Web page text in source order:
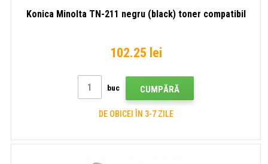
Konica Minolta TN-211 negru (black) toner compatibil
102.25 lei
buc CUMPĂRĂ
DE OBICEI ÎN 3-7 ZILE